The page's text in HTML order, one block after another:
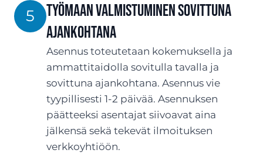
5
Työmaan valmistuminen sovittuna
ajankohtana
Asennus toteutetaan kokemuksella ja
ammattitaidolla sovitulla tavalla ja
sovittuna ajankohtana. Asennus vie
tyypillisesti 1-2 päivää. Asennuksen
päätteeksi asentajat siivoavat aina
jälkensä sekä tekevät ilmoituksen
verkkoyhtiöön.